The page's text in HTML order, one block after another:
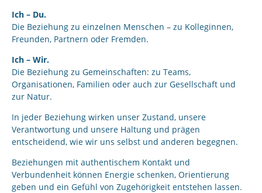
Ich – Du.
Die Beziehung zu einzelnen Menschen – zu Kolleginnen,
Freunden, Partnern oder Fremden.
Ich – Wir.
Die Beziehung zu Gemeinschaften: zu Teams,
Organisationen, Familien oder auch zur Gesellschaft und
zur Natur.
In jeder Beziehung wirken unser Zustand, unsere
Verantwortung und unsere Haltung und prägen
entscheidend, wie wir uns selbst und anderen begegnen.
Beziehungen mit authentischem Kontakt und
Verbundenheit können Energie schenken, Orientierung
geben und ein Gefühl von Zugehörigkeit entstehen lassen.